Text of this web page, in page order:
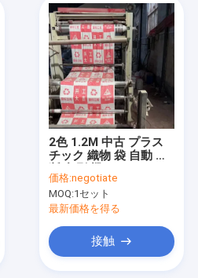
2色 1.2M 中古 プラス
チック 織物 袋 自動 切
価格:negotiate
MOQ:1セット
最新価格を得る
接触